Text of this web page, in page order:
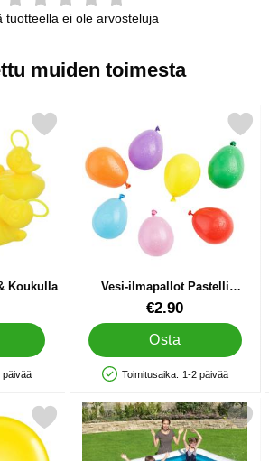
tuotteella ei ole arvosteluja
muiden toimesta
Koukulla
päivää
Painolla & Koukulla suosikiksi
Vesi-ilmapallot Pastelli
Värisekoitus 100-kpl
Tuote.nro 87308€2.90
Osta
Saatavuus: Varastossa
Toimitusaika: 1-2 päivää
Merkitse vesi-ilmapallot Pastelli
Sininen/Keltainen 25 suosikiksi
Merkitse puhallettava Lastenallas